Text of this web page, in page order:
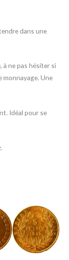
dans une
à ne pas hésiter si
Une
Idéal pour se